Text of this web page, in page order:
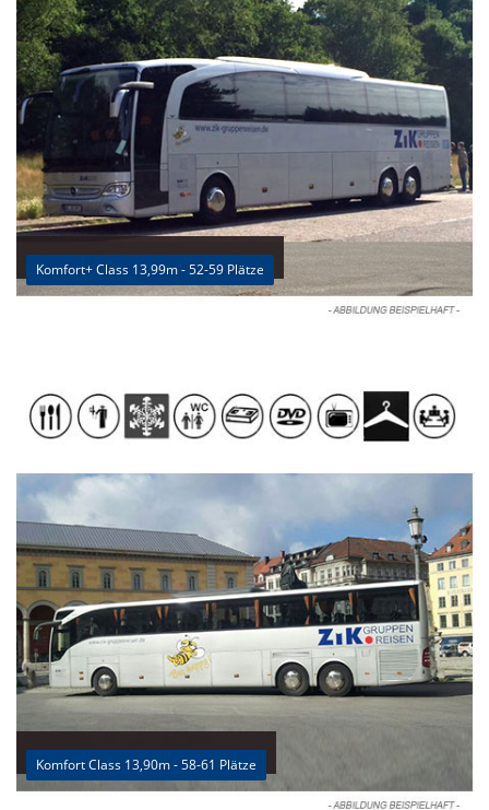
Komfort+ Class 13,99m - 52-59 Plätze
Komfort Class 13,90m - 58-61 Plätze